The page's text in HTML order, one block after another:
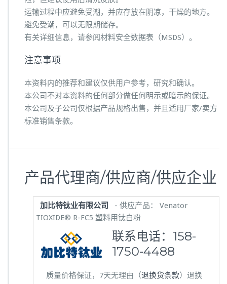
运输过程中应避免受潮，并应存放在阴凉，干燥的地方。
避免受潮，可以无限期储存。
有关详细信息，请参阅材料安全数据表（MSDS）。
注意事项
本资料内的推荐和建议仅供用户参考，研究和确认。
本公司不对本资料的任何部分做任何明示或暗示的保证。
本公司及子公司仅根据产品规格出售，并且适用厂家/卖方
标准销售条款。
产品代理商/供应商/供应企业
加比特钛业有限公司
- 供应产品： Venator
TIOXIDE® R-FC5 塑料用钛白粉
联系电话： 158-
1750-4488
质量价格保证，7天无理由（退换货条款）退换